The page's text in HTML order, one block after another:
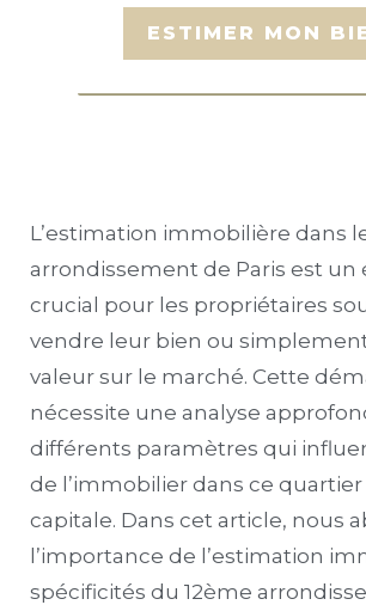
L’estimation immobilière dans
arrondissement de Paris est un
crucial pour les propriétaires
vendre leur bien ou
valeur sur le marché. Cette
nécessite une analyse
différents paramètres qui
de l’immobilier dans ce quartier
capitale. Dans cet article, nous
l’importance de l’estimation
spécificités du 12ème